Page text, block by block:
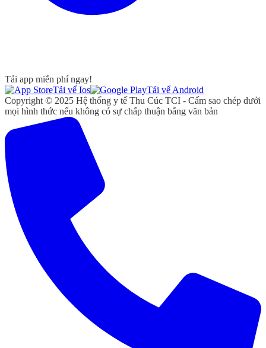
Tải app miễn phí ngay!
Tải vể Ios
Tải vể Android
Copyright © 2025 Hệ thống y tế Thu Cúc TCI - Cấm sao chép dưới
mọi hình thức nếu không có sự chấp thuận bằng văn bản